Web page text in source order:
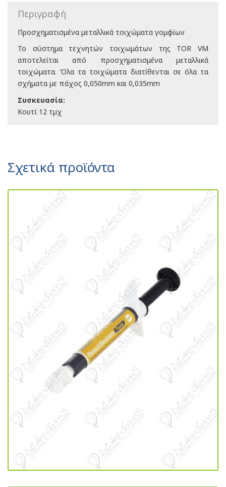
Περιγραφή
Προσχηματισμένα μεταλλικά τοιχώματα γομφίων
Το σύστημα τεχνητών τοιχωμάτων της TOR VM
αποτελείται από προσχηματισμένα μεταλλικά
τοιχώματα. Όλα τα τοιχώματα διατίθενται σε όλα τα
σχήματα με πάχος 0,050mm και 0,035mm
Συσκευασία:
Κουτί 12 τμχ
Σχετικά προϊόντα